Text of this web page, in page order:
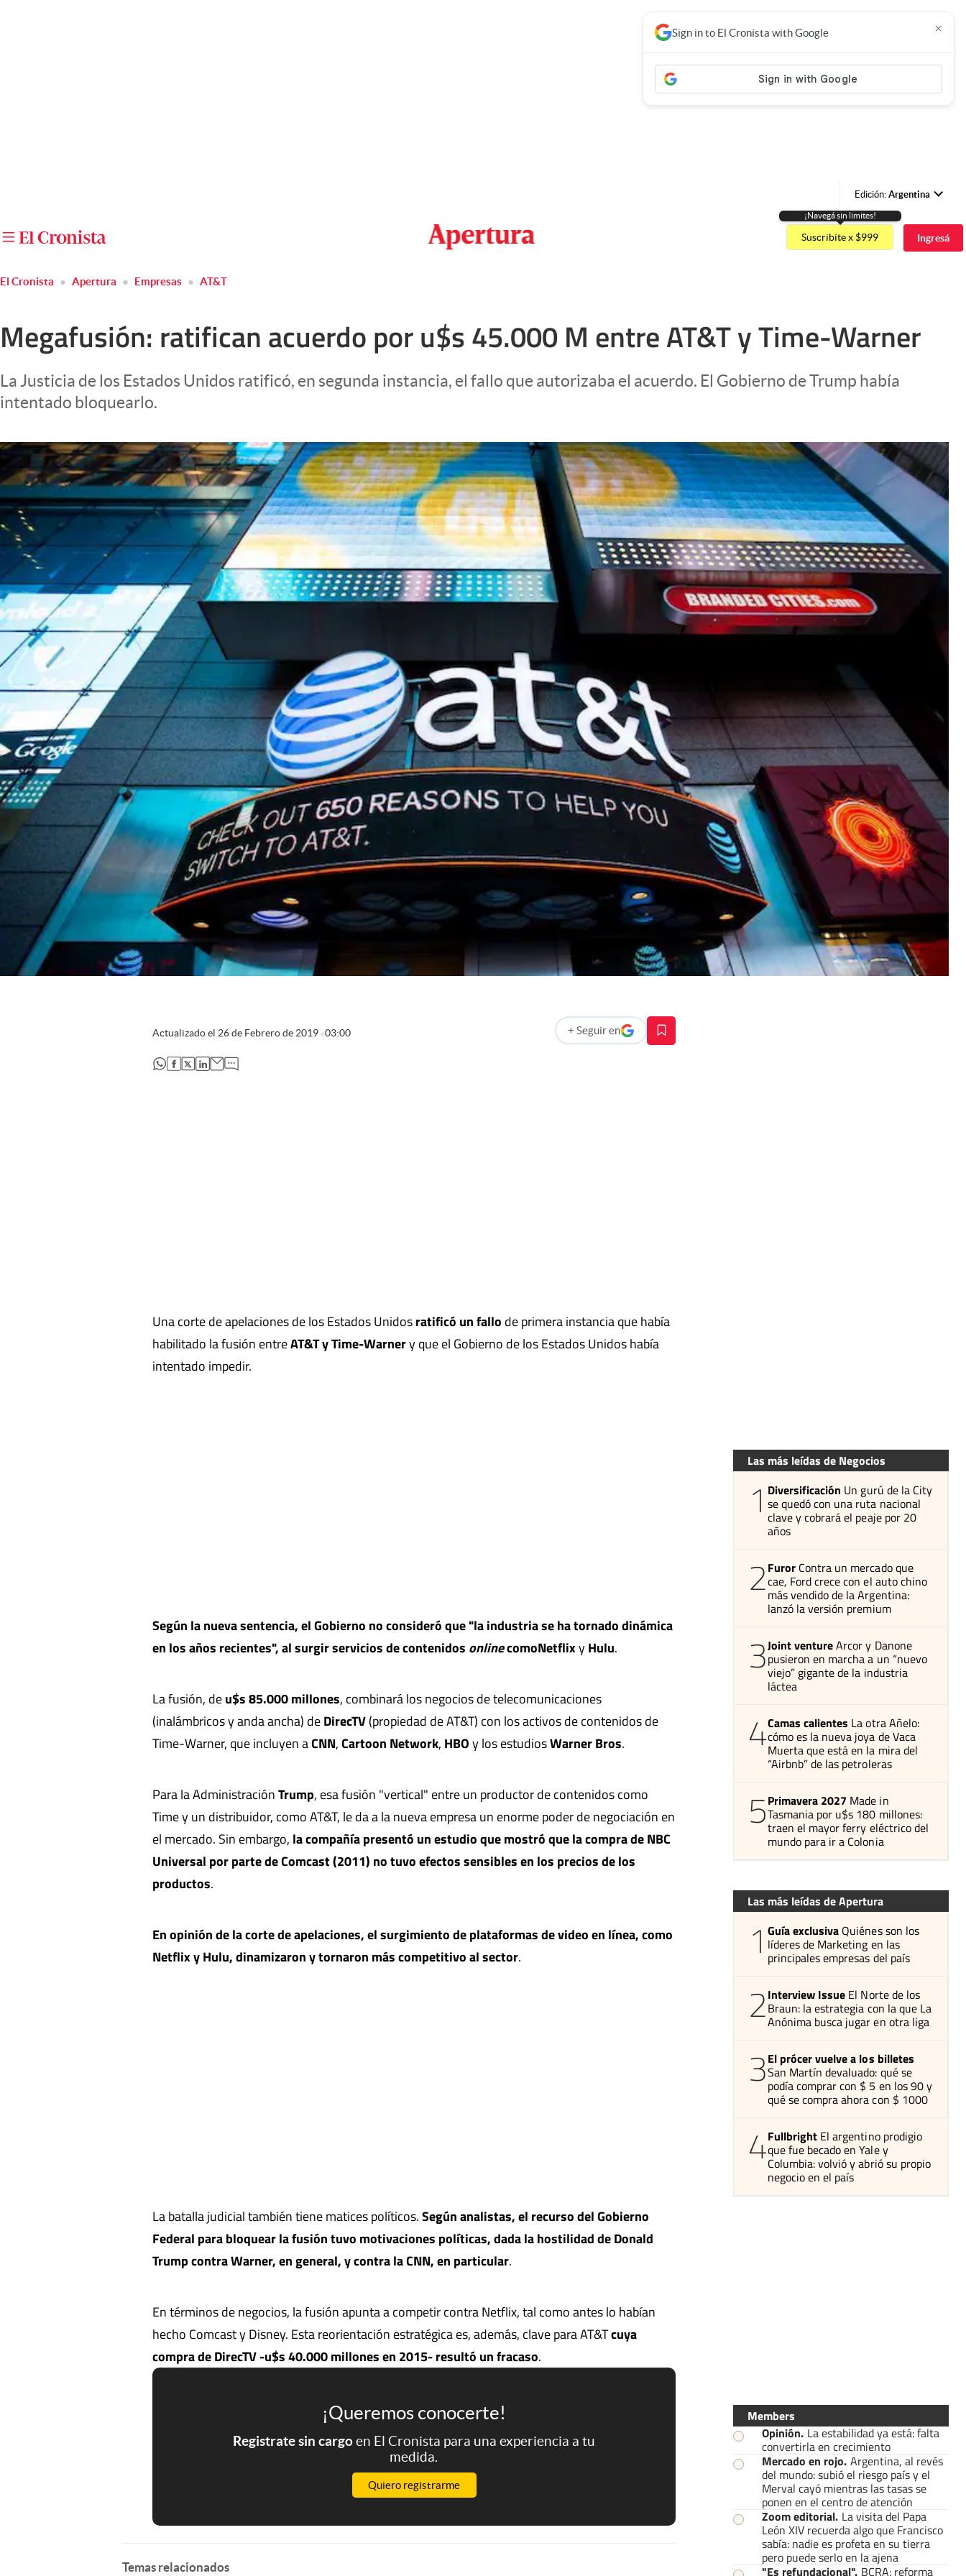
Edición: Argentina
Argentina
España
Uruguay
Otras secciones
Infotechnology
Clase
Clima
Mundial 2026
El Cronista Studio
Mediakit
abre en nueva pestaña
¡Navegá sin limites!
Suscribite x $999 Ingresá
Sign in to El Cronista with Google ×
El Cronista Apertura Empresas AT&T
Megafusión: ratifican acuerdo por u$s 45.000 M entre AT&T y Time-Warner
La Justicia de los Estados Unidos ratificó, en segunda instancia, el fallo que autorizaba el acuerdo. El Gobierno de Trump había
intentado bloquearlo.
Actualizado el 26 de Febrero de 2019 03:00 + Seguir en
abre en nueva pestaña
abre en nueva pestaña
abre en nueva pestaña
abre en nueva pestaña
abre en nueva pestaña
Una corte de apelaciones de los Estados Unidosratificó un fallo de primera instancia que había
habilitado la fusión entreAT&T y Time-Warnery que el Gobierno de los Estados Unidos había
intentado impedir.
Según la nueva sentencia, el Gobierno no consideró que "la industria se ha tornado dinámica
en los años recientes", al surgir servicios de contenidos onlinecomoNetflixyHulu.
La fusión, deu$s 85.000 millones, combinará los negocios de telecomunicaciones
(inalámbricos y anda ancha) deDirecTV(propiedad de AT&T) con los activos de contenidos de
Time-Warner, que incluyen aCNN,Cartoon Network, HBOy los estudiosWarner Bros.
Para la AdministraciónTrump, esa fusión "vertical" entre un productor de contenidos como
Time y un distribuidor, como AT&T, le da a la nueva empresa un enorme poder de negociación en
el mercado. Sin embargo, la compañía presentó un estudio que mostró que la compra de NBC
Universal por parte de Comcast (2011) no tuvo efectos sensibles en los precios de los
productos.
En opinión de la corte de apelaciones, el surgimiento de plataformas de video en línea, como
Netflix y Hulu, dinamizaron y tornaron más competitivo al sector.
La batalla judicial también tiene matices políticos.Según analistas, el recurso del Gobierno
Federal para bloquear la fusión tuvo motivaciones políticas, dada la hostilidad de Donald
Trump contra Warner, en general, y contra la CNN, en particular.
En términos de negocios, la fusión apunta a competir contra Netflix, tal como antes lo habían
hecho Comcast y Disney. Esta reorientación estratégica es, además, clave para AT&Tcuya
compra de DirecTV -u$s 40.000 millones en 2015- resultó un fracaso.
¡Queremos conocerte!
Registrate sin cargoen El Cronista para una experiencia a tu
medida.
Quiero registrarme
Temas relacionados
Las más leídas de Negocios
1 Diversificación Un gurú de la City
se quedó con una ruta nacional
clave y cobrará el peaje por 20
años
2Furor Contra un mercado que
cae, Ford crece con el auto chino
más vendido de la Argentina:
lanzó la versión premium
3Joint ventureArcor y Danone
pusieron en marcha a un “nuevo
viejo” gigante de la industria
láctea
4Camas calientes La otra Añelo:
cómo es la nueva joya de Vaca
Muerta que está en la mira del
“Airbnb” de las petroleras
5Primavera 2027 Made in
Tasmania por u$s 180 millones:
traen el mayor ferry eléctrico del
mundo para ir a Colonia
Las más leídas de Apertura
1 Guía exclusiva Quiénes son los
líderes de Marketing en las
principales empresas del país
2Interview Issue El Norte de los
Braun: la estrategia con la que La
Anónima busca jugar en otra liga
3El prócer vuelve a los billetes
San Martín devaluado: qué se
podía comprar con $ 5 en los 90 y
qué se compra ahora con $ 1000
4Fullbright El argentino prodigio
que fue becado en Yale y
Columbia: volvió y abrió su propio
negocio en el país
Members
Opinión. La estabilidad ya está: falta
convertirla en crecimiento
Mercado en rojo. Argentina, al revés
del mundo: subió el riesgo país y el
Merval cayó mientras las tasas se
ponen en el centro de atención
Zoom editorial. La visita del Papa
León XIV recuerda algo que Francisco
sabía: nadie es profeta en su tierra
pero puede serlo en la ajena
"Es refundacional". BCRA: reforma